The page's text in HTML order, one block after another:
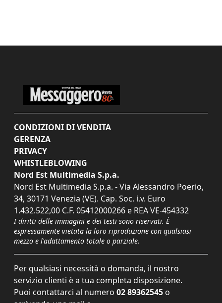
CONDIZIONI DI VENDITA
GERENZA
PRIVACY
WHISTLEBLOWING
Nord Est Multimedia S.p.a.
Nord Est Multimedia S.p.a. - Via Alessandro Poerio,
34, 30171 Venezia (VE). Cap. Soc. i.v. Euro
1.432.522,00 C.F. 05412000266 e REA VE-454332
I diritti delle immagini e dei testi sono riservati. È
espressamente vietata la loro riproduzione con qualsiasi
mezzo e l'adattamento totale o parziale.
Per qualsiasi necessità o domanda, il nostro
servizio clienti è a tua completa disposizione.
Puoi contattarci al numero 02 89362545 o